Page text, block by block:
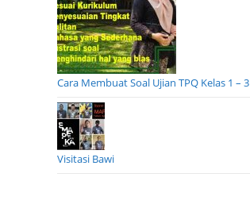
Cara Membuat Soal Ujian TPQ Kelas 1 – 3
Visitasi Bawi